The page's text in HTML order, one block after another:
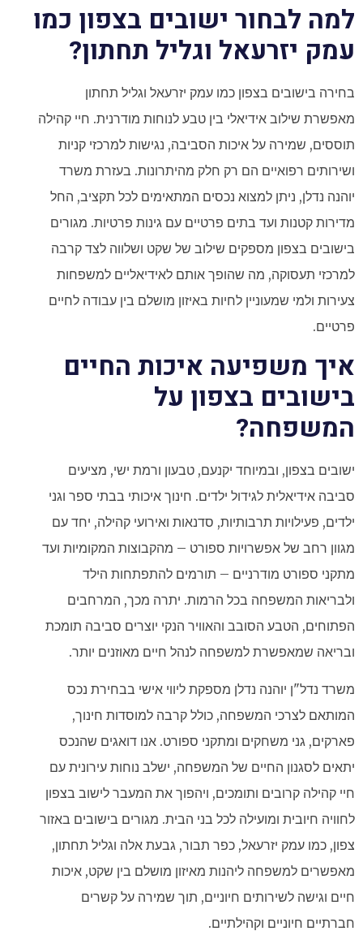
למה לבחור ישובים בצפון כמו
עמק יזרעאל וגליל תחתון?
בחירה בישובים בצפון כמו עמק יזרעאל וגליל תחתון
מאפשרת שילוב אידיאלי בין טבע לנוחות מודרנית. חיי קהילה
תוססים, שמירה על איכות הסביבה, נגישות למרכזי קניות
ושירותים רפואיים הם רק חלק מהיתרונות. בעזרת משרד
יוהנה נדלן, ניתן למצוא נכסים המתאימים לכל תקציב, החל
מדירות קטנות ועד בתים פרטיים עם גינות פרטיות. מגורים
בישובים בצפון מספקים שילוב של שקט ושלווה לצד קרבה
למרכזי תעסוקה, מה שהופך אותם לאידיאליים למשפחות
צעירות ולמי שמעוניין לחיות באיזון מושלם בין עבודה לחיים
פרטיים.
איך משפיעה איכות החיים
בישובים בצפון על
המשפחה?
ישובים בצפון, ובמיוחד יקנעם, טבעון ורמת ישי, מציעים
סביבה אידיאלית לגידול ילדים. חינוך איכותי בבתי ספר וגני
ילדים, פעילויות תרבותיות, סדנאות ואירועי קהילה, יחד עם
מגוון רחב של אפשרויות ספורט – מהקבוצות המקומיות ועד
מתקני ספורט מודרניים – תורמים להתפתחות הילד
ולבריאות המשפחה בכל הרמות. יתרה מכך, המרחבים
הפתוחים, הטבע הסובב והאוויר הנקי יוצרים סביבה תומכת
ובריאה שמאפשרת למשפחה לנהל חיים מאוזנים יותר.
משרד נדל"ן יוהנה נדלן מספקת ליווי אישי בבחירת נכס
המותאם לצרכי המשפחה, כולל קרבה למוסדות חינוך,
פארקים, גני משחקים ומתקני ספורט. אנו דואגים שהנכס
יתאים לסגנון החיים של המשפחה, ישלב נוחות עירונית עם
חיי קהילה קרובים ותומכים, ויהפוך את המעבר לישוב בצפון
לחוויה חיובית ומועילה לכל בני הבית. מגורים בישובים באזור
צפון, כמו עמק יזרעאל, כפר תבור, גבעת אלה וגליל תחתון,
מאפשרים למשפחה ליהנות מאיזון מושלם בין שקט, איכות
חיים וגישה לשירותים חיוניים, תוך שמירה על קשרים
חברתיים חיוניים וקהילתיים.